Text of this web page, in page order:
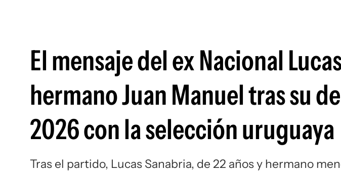
El mensaje del ex Nacional
hermano Juan Manuel tras su
2026 con la selección uruguaya
Tras el partido, Lucas Sanabria, de 22 años y hermano